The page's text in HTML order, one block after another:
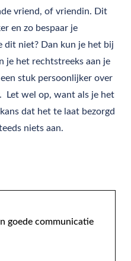
vriend, of vriendin. Dit
en zo bespaar je
niet? Dan kun je het bij
je het rechtstreeks aan je
stuk persoonlijker over
Let wel op, want als je het
dat het te laat bezorgd
niets aan.
goede communicatie